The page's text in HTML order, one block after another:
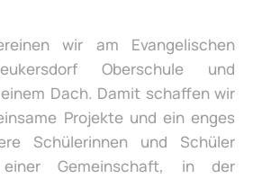
wir am Evangelischen
Oberschule und
Dach. Damit schaffen wir
Projekte und ein enges
Schülerinnen und Schüler
Gemeinschaft, in der